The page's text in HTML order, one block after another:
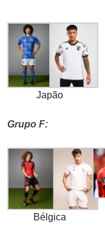
Japão
Grupo F:
Bélgica